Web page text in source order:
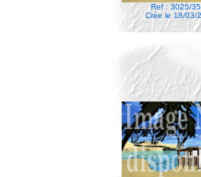
Ref : 3025/
Crée le 18/03/